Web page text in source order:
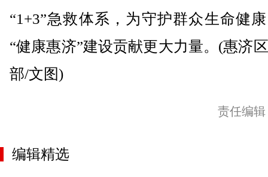
“1+3”急救体系，为守护群众生命健
“健康惠济”建设贡献更大力量。(惠济
部/文图)
责任编
编辑精选